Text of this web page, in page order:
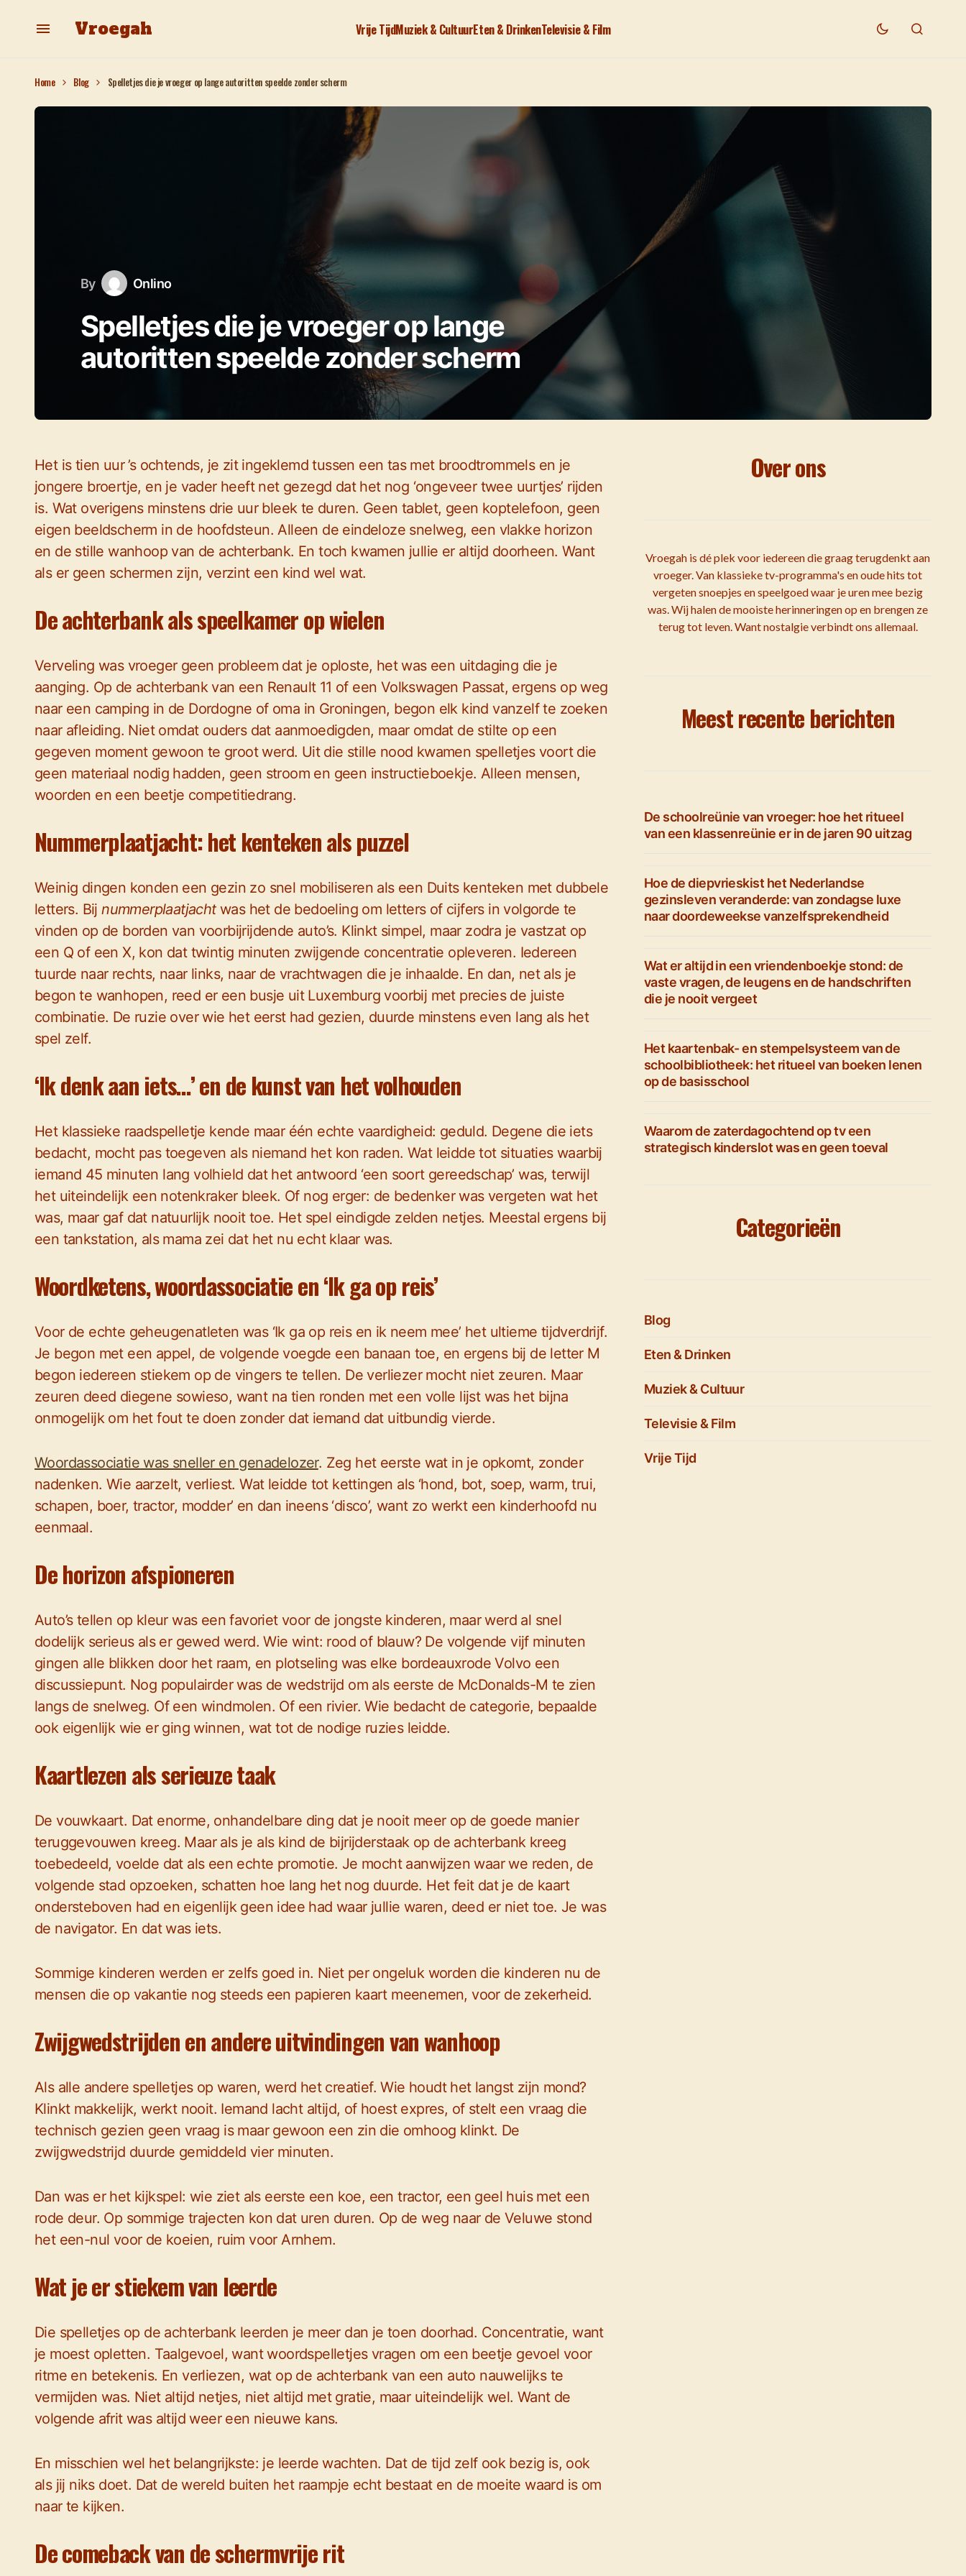
Vroegah Vrije TijdMuziek & CultuurEten & DrinkenTelevisie & Film
Home Blog Spelletjes die je vroeger op lange autoritten speelde zonder scherm
By Onlino
Spelletjes die je vroeger op lange
autoritten speelde zonder scherm
Het is tien uur ’s ochtends, je zit ingeklemd tussen een tas met broodtrommels en je
jongere broertje, en je vader heeft net gezegd dat het nog ‘ongeveer twee uurtjes’ rijden
is. Wat overigens minstens drie uur bleek te duren. Geen tablet, geen koptelefoon, geen
eigen beeldscherm in de hoofdsteun. Alleen de eindeloze snelweg, een vlakke horizon
en de stille wanhoop van de achterbank. En toch kwamen jullie er altijd doorheen. Want
als er geen schermen zijn, verzint een kind wel wat.
De achterbank als speelkamer op wielen
Verveling was vroeger geen probleem dat je oploste, het was een uitdaging die je
aanging. Op de achterbank van een Renault 11 of een Volkswagen Passat, ergens op weg
naar een camping in de Dordogne of oma in Groningen, begon elk kind vanzelf te zoeken
naar afleiding. Niet omdat ouders dat aanmoedigden, maar omdat de stilte op een
gegeven moment gewoon te groot werd. Uit die stille nood kwamen spelletjes voort die
geen materiaal nodig hadden, geen stroom en geen instructieboekje. Alleen mensen,
woorden en een beetje competitiedrang.
Nummerplaatjacht: het kenteken als puzzel
Weinig dingen konden een gezin zo snel mobiliseren als een Duits kenteken met dubbele
letters. Bijnummerplaatjachtwas het de bedoeling om letters of cijfers in volgorde te
vinden op de borden van voorbijrijdende auto’s. Klinkt simpel, maar zodra je vastzat op
een Q of een X, kon dat twintig minuten zwijgende concentratie opleveren. Iedereen
tuurde naar rechts, naar links, naar de vrachtwagen die je inhaalde. En dan, net als je
begon te wanhopen, reed er een busje uit Luxemburg voorbij met precies de juiste
combinatie. De ruzie over wie het eerst had gezien, duurde minstens even lang als het
spel zelf.
‘Ik denk aan iets…’ en de kunst van het volhouden
Het klassieke raadspelletje kende maar één echte vaardigheid: geduld. Degene die iets
bedacht, mocht pas toegeven als niemand het kon raden. Wat leidde tot situaties waarbij
iemand 45 minuten lang volhield dat het antwoord ‘een soort gereedschap’ was, terwijl
het uiteindelijk een notenkraker bleek. Of nog erger: de bedenker was vergeten wat het
was, maar gaf dat natuurlijk nooit toe. Het spel eindigde zelden netjes. Meestal ergens bij
een tankstation, als mama zei dat het nu echt klaar was.
Woordketens, woordassociatie en ‘Ik ga op reis’
Voor de echte geheugenatleten was ‘Ik ga op reis en ik neem mee’ het ultieme tijdverdrijf.
Je begon met een appel, de volgende voegde een banaan toe, en ergens bij de letter M
begon iedereen stiekem op de vingers te tellen. De verliezer mocht niet zeuren. Maar
zeuren deed diegene sowieso, want na tien ronden met een volle lijst was het bijna
onmogelijk om het fout te doen zonder dat iemand dat uitbundig vierde.
Woordassociatie was sneller en genadelozer. Zeg het eerste wat in je opkomt, zonder
nadenken. Wie aarzelt, verliest. Wat leidde tot kettingen als ‘hond, bot, soep, warm, trui,
schapen, boer, tractor, modder’ en dan ineens ‘disco’, want zo werkt een kinderhoofd nu
eenmaal.
De horizon afspioneren
Auto’s tellen op kleur was een favoriet voor de jongste kinderen, maar werd al snel
dodelijk serieus als er gewed werd. Wie wint: rood of blauw? De volgende vijf minuten
gingen alle blikken door het raam, en plotseling was elke bordeauxrode Volvo een
discussiepunt. Nog populairder was de wedstrijd om als eerste de McDonalds-M te zien
langs de snelweg. Of een windmolen. Of een rivier. Wie bedacht de categorie, bepaalde
ook eigenlijk wie er ging winnen, wat tot de nodige ruzies leidde.
Kaartlezen als serieuze taak
De vouwkaart. Dat enorme, onhandelbare ding dat je nooit meer op de goede manier
teruggevouwen kreeg. Maar als je als kind de bijrijderstaak op de achterbank kreeg
toebedeeld, voelde dat als een echte promotie. Je mocht aanwijzen waar we reden, de
volgende stad opzoeken, schatten hoe lang het nog duurde. Het feit dat je de kaart
ondersteboven had en eigenlijk geen idee had waar jullie waren, deed er niet toe. Je was
de navigator. En dat was iets.
Sommige kinderen werden er zelfs goed in. Niet per ongeluk worden die kinderen nu de
mensen die op vakantie nog steeds een papieren kaart meenemen, voor de zekerheid.
Zwijgwedstrijden en andere uitvindingen van wanhoop
Als alle andere spelletjes op waren, werd het creatief. Wie houdt het langst zijn mond?
Klinkt makkelijk, werkt nooit. Iemand lacht altijd, of hoest expres, of stelt een vraag die
technisch gezien geen vraag is maar gewoon een zin die omhoog klinkt. De
zwijgwedstrijd duurde gemiddeld vier minuten.
Dan was er het kijkspel: wie ziet als eerste een koe, een tractor, een geel huis met een
rode deur. Op sommige trajecten kon dat uren duren. Op de weg naar de Veluwe stond
het een-nul voor de koeien, ruim voor Arnhem.
Wat je er stiekem van leerde
Die spelletjes op de achterbank leerden je meer dan je toen doorhad. Concentratie, want
je moest opletten. Taalgevoel, want woordspelletjes vragen om een beetje gevoel voor
ritme en betekenis. En verliezen, wat op de achterbank van een auto nauwelijks te
vermijden was. Niet altijd netjes, niet altijd met gratie, maar uiteindelijk wel. Want de
volgende afrit was altijd weer een nieuwe kans.
En misschien wel het belangrijkste: je leerde wachten. Dat de tijd zelf ook bezig is, ook
als jij niks doet. Dat de wereld buiten het raampje echt bestaat en de moeite waard is om
naar te kijken.
De comeback van de schermvrije rit
Over ons
Vroegah is dé plek voor iedereen die graag terugdenkt aan
vroeger. Van klassieke tv-programma's en oude hits tot
vergeten snoepjes en speelgoed waar je uren mee bezig
was. Wij halen de mooiste herinneringen op en brengen ze
terug tot leven. Want nostalgie verbindt ons allemaal.
Meest recente berichten
De schoolreünie van vroeger: hoe het ritueel
van een klassenreünie er in de jaren 90 uitzag
Hoe de diepvrieskist het Nederlandse
gezinsleven veranderde: van zondagse luxe
naar doordeweekse vanzelfsprekendheid
Wat er altijd in een vriendenboekje stond: de
vaste vragen, de leugens en de handschriften
die je nooit vergeet
Het kaartenbak- en stempelsysteem van de
schoolbibliotheek: het ritueel van boeken lenen
op de basisschool
Waarom de zaterdagochtend op tv een
strategisch kinderslot was en geen toeval
Categorieën
Blog
Eten & Drinken
Muziek & Cultuur
Televisie & Film
Vrije Tijd